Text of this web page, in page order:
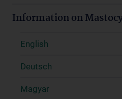
Information on
English
Deutsch
Magyar